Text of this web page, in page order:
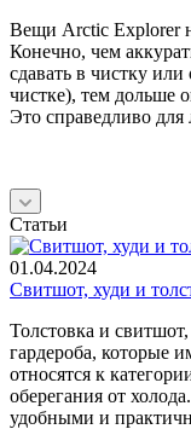
Вещи Arctic Explorer
Конечно, чем
сдавать в чистку
чистке), тем дольше
Это справедливо
Статьи
01.04.2024
Свитшот, худи и
Толстовка и
гардероба, которые
относятся к
оберегания от
удобными и